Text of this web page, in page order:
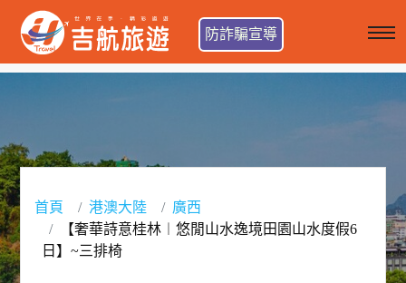
防詐騙宣導
首頁 港澳大陸
廣西
【奢華詩意桂林︱悠閒山水逸境田園山水度假6
日】~三排椅